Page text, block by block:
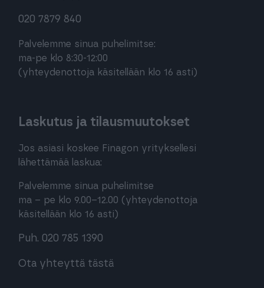
020 7879 840
Palvelemme sinua puhelimitse:
ma-pe klo 8:30-12:00
(yhteydenottoja käsitellään klo 16 asti)
Laskutus ja tilausmuutokset
Jos asiasi koskee Finagon yrityksellesi
lähettämää laskua:
Palvelemme sinua puhelimitse
ma – pe klo 9.00–12.00 (yhteydenottoja
käsitellään klo 16 asti)
Puh. 020 785 1390
Ota yhteyttä tästä